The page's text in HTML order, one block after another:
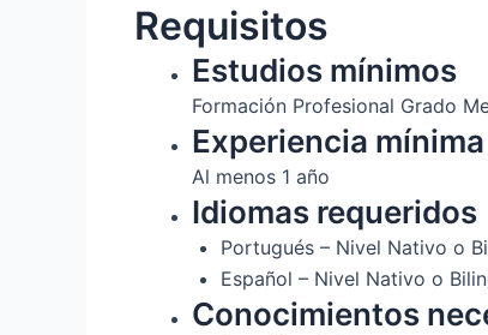
Requisitos
Estudios mínimos
Formación Profesional Grado
Experiencia mínima
Al menos 1 año
Idiomas requeridos
Portugués – Nivel Nativo o
Español – Nivel Nativo o
Conocimientos